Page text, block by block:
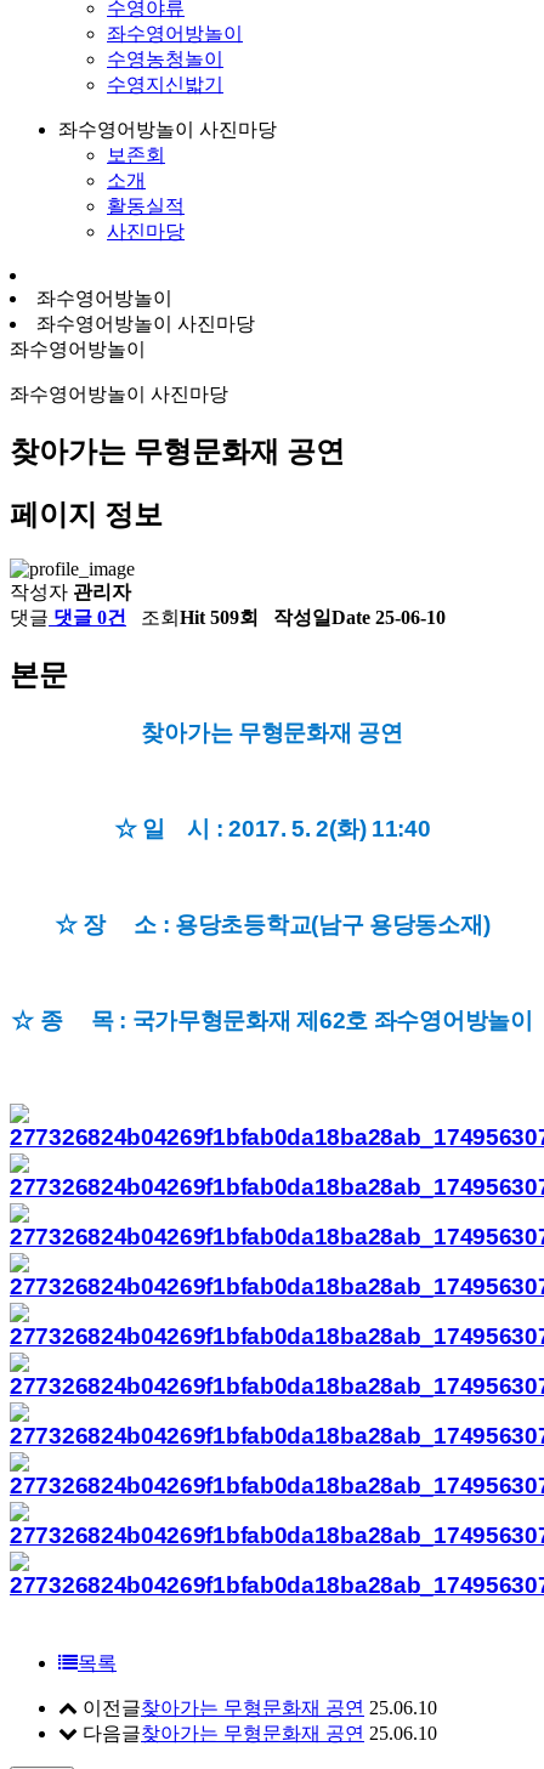
수영야류
좌수영어방놀이
수영농청놀이
수영지신밟기
좌수영어방놀이 사진마당
보존회
소개
활동실적
사진마당
좌수영어방놀이
좌수영어방놀이 사진마당
좌수영어방놀이
좌수영어방놀이 사진마당
찾아가는 무형문화재 공연
페이지 정보
작성자 관리자
댓글 댓글 0건 조회 Hit 509회 작성일Date 25-06-10
본문
찾아가는 무형문화재 공연
☆ 일 시 : 2017. 5. 2(화) 11:40
☆ 장 소 : 용당초등학교(남구 용당동소재)
☆ 종 목 : 국가무형문화재 제62호 좌수영어방놀이
목록
이전글찾아가는 무형문화재 공연 25.06.10
다음글찾아가는 무형문화재 공연 25.06.10